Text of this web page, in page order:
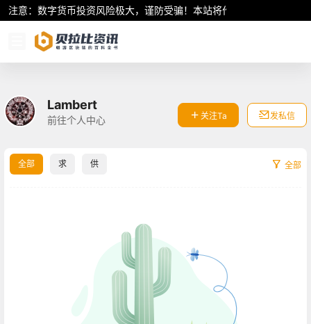
注意：数字货币投资风险极大，谨防受骗！本站将作为行业资讯共享
Lambert
前往个人中心 关注Ta 发私信
全部 求 供 全部